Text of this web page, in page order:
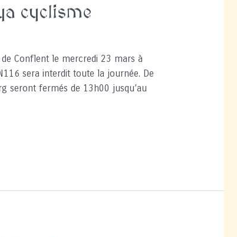
cyclisme
Conflent le mercredi 23 mars à
sera interdit toute la journée. De
seront fermés de 13h00 jusqu’au